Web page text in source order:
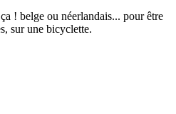
! belge ou néerlandais... pour être
sur une bicyclette.